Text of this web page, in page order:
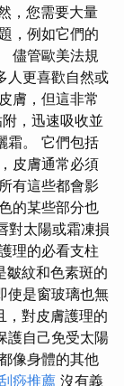
，您需要大量
，例如它們的
儘管歐美法規
人更喜歡自然或
膚，但這非常
，迅速吸收並
霜。 它們包括
皮膚通常必須
有這些都會影
的某些部分也
對太陽或霜凍損
理的必看支柱
皺紋和色素斑的
使是窗玻璃也無
，對皮膚護理的
護自己免受太陽
像身體的其他
痧推薦 沒有義